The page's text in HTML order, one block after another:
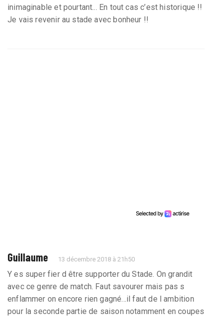
inimaginable et pourtant... En tout cas c’est historique !!
Je vais revenir au stade avec bonheur !!
Guillaume 13 décembre 2018 à 21h50
Y es super fier d être supporter du Stade. On grandit
avec ce genre de match. Faut savourer mais pas s
enflammer on encore rien gagné...il faut de l ambition
pour la seconde partie de saison notamment en coupes